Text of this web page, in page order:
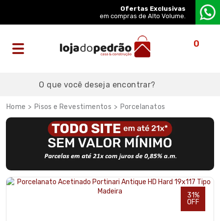
Ofertas Exclusivas
em compras de Alto Volume.
0
Pisos e Revestimentos Porcelanatos
31%
OFF